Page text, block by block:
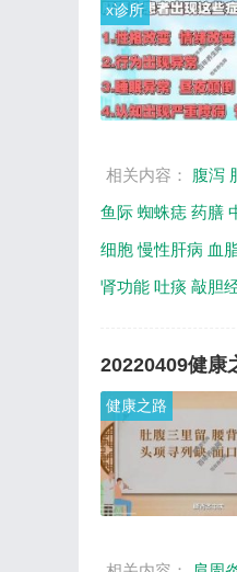
x诊所
相关内容： 腹泻
鱼际 蜘蛛痣 药膳
细胞 慢性肝病 血
肾功能 吐痰 敲胆
20220409健康
健康之路